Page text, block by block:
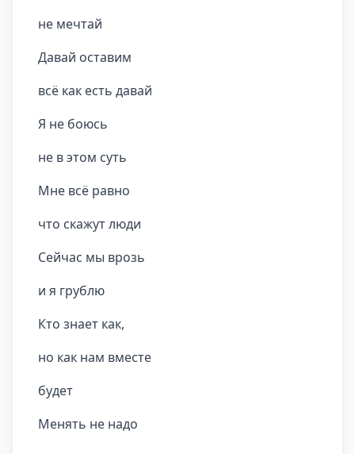
не мечтай
Давай оставим
всё как есть давай
Я не боюсь
не в этом суть
Мне всё равно
что скажут люди
Сейчас мы врозь
и я грублю
Кто знает как,
но как нам вместе
будет
Менять не надо